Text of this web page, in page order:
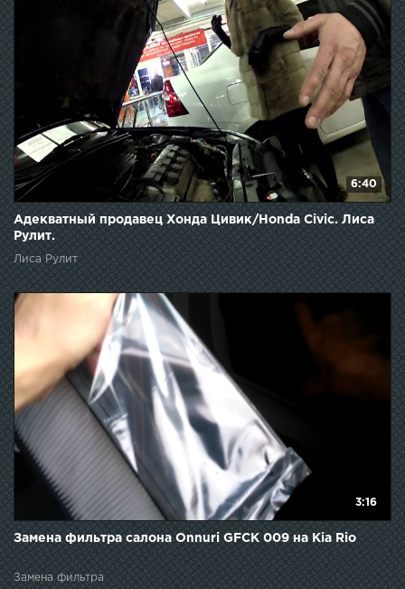
6:40
Адекватный продавец Хонда Цивик/Honda Civic. Лиса
Рулит.
Лиса Рулит
3:16
Замена фильтра салона Onnuri GFCK 009 на Kia Rio
Замена фильтра